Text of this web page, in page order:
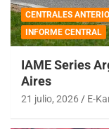
CENTRALES
INFORME CENTRAL
IAME Series
Aires
21 julio, 2026 E-